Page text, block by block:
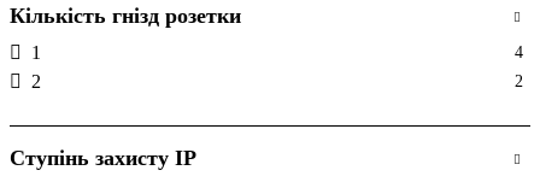
Кількість гнізд розетки
1 4
2 2
Ступінь захисту IP